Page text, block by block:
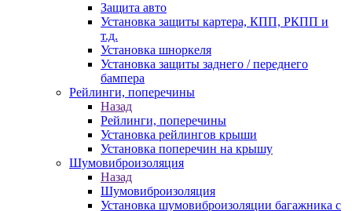
Защита авто
Установка защиты картера, КПП, РКПП и
т.д.
Установка шноркеля
Установка защиты заднего / переднего
бампера
Рейлинги, поперечины
Назад
Рейлинги, поперечины
Установка рейлингов крыши
Установка поперечин на крышу
Шумовиброизоляция
Назад
Шумовиброизоляция
Установка шумовиброизоляции багажника с